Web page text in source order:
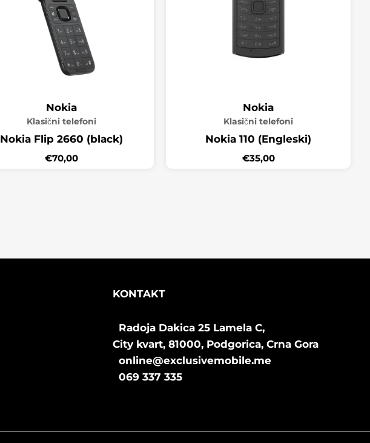
Nokia
Klasični telefoni
Nokia Flip 2660 (black)
€70,00
Nokia
Klasični telefoni
Nokia 110 (Engleski)
€35,00
KONTAKT
Radoja Dakica 25 Lamela C,
City kvart, 81000, Podgorica, Crna Gora
online@exclusivemobile.me
069 337 335